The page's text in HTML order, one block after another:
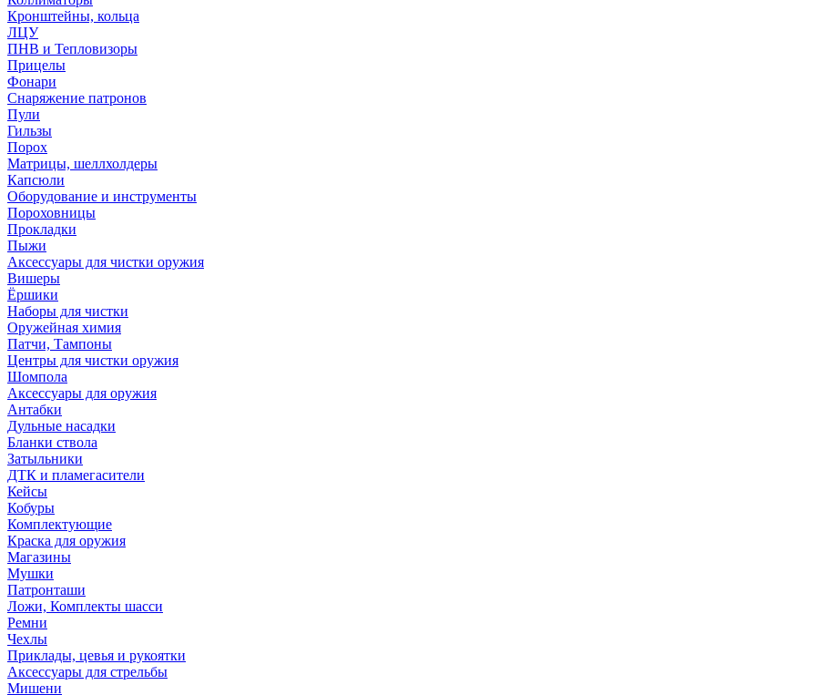
Кронштейны, кольца
ЛЦУ
ПНВ и Тепловизоры
Прицелы
Фонари
Снаряжение патронов
Пули
Гильзы
Порох
Матрицы, шеллхолдеры
Капсюли
Оборудование и инструменты
Пороховницы
Прокладки
Пыжи
Аксессуары для чистки оружия
Вишеры
Ёршики
Наборы для чистки
Оружейная химия
Патчи, Тампоны
Центры для чистки оружия
Шомпола
Аксессуары для оружия
Антабки
Дульные насадки
Бланки ствола
Затыльники
ДТК и пламегасители
Кейсы
Кобуры
Комплектующие
Краска для оружия
Магазины
Мушки
Патронташи
Ложи, Комплекты шасси
Ремни
Чехлы
Приклады, цевья и рукоятки
Аксессуары для стрельбы
Мишени